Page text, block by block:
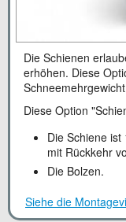
Die Schienen
erhöhen. Diese
Diese Option
Die Schiene
mit Rückkehr
Die Bolzen.
Siehe die